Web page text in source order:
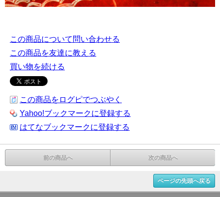
この商品について問い合わせる
この商品を友達に教える
買い物を続ける
この商品をログピでつぶやく
Yahoo!ブックマークに登録する
はてなブックマークに登録する
前の商品へ 次の商品へ
ページの先頭へ戻る